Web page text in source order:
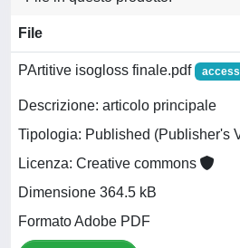
File
PArtitive isogloss finale.pdf
Descrizione: articolo principale
Tipologia: Published (Publisher's
Licenza: Creative commons
Dimensione 364.5 kB
Formato Adobe PDF